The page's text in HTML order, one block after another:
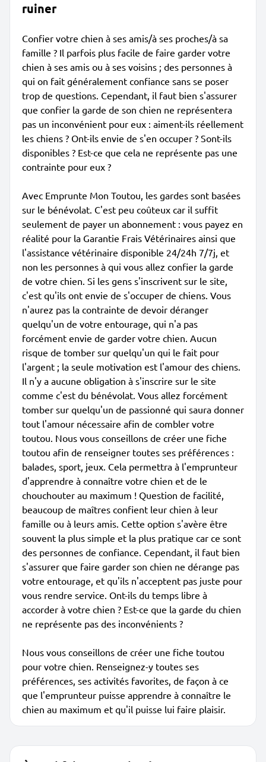
ruiner
Confier votre chien à ses amis/à ses proches/à sa
famille ? Il parfois plus facile de faire garder votre
chien à ses amis ou à ses voisins ; des personnes à
qui on fait généralement confiance sans se poser
trop de questions. Cependant, il faut bien s'assurer
que confier la garde de son chien ne représentera
pas un inconvénient pour eux : aiment-ils réellement
les chiens ? Ont-ils envie de s'en occuper ? Sont-ils
disponibles ? Est-ce que cela ne représente pas une
contrainte pour eux ?
Avec Emprunte Mon Toutou, les gardes sont basées
sur le bénévolat. C'est peu coûteux car il suffit
seulement de payer un abonnement : vous payez en
réalité pour la Garantie Frais Vétérinaires ainsi que
l'assistance vétérinaire disponible 24/24h 7/7j, et
non les personnes à qui vous allez confier la garde
de votre chien. Si les gens s'inscrivent sur le site,
c'est qu'ils ont envie de s'occuper de chiens. Vous
n'aurez pas la contrainte de devoir déranger
quelqu'un de votre entourage, qui n'a pas
forcément envie de garder votre chien. Aucun
risque de tomber sur quelqu'un qui le fait pour
l'argent ; la seule motivation est l'amour des chiens.
Il n'y a aucune obligation à s'inscrire sur le site
comme c'est du bénévolat. Vous allez forcément
tomber sur quelqu'un de passionné qui saura donner
tout l'amour nécessaire afin de combler votre
toutou. Nous vous conseillons de créer une fiche
toutou afin de renseigner toutes ses préférences :
balades, sport, jeux. Cela permettra à l'emprunteur
d'apprendre à connaître votre chien et de le
chouchouter au maximum ! Question de facilité,
beaucoup de maîtres confient leur chien à leur
famille ou à leurs amis. Cette option s'avère être
souvent la plus simple et la plus pratique car ce sont
des personnes de confiance. Cependant, il faut bien
s'assurer que faire garder son chien ne dérange pas
votre entourage, et qu'ils n'acceptent pas juste pour
vous rendre service. Ont-ils du temps libre à
accorder à votre chien ? Est-ce que la garde du chien
ne représente pas des inconvénients ?
Nous vous conseillons de créer une fiche toutou
pour votre chien. Renseignez-y toutes ses
préférences, ses activités favorites, de façon à ce
que l'emprunteur puisse apprendre à connaître le
chien au maximum et qu'il puisse lui faire plaisir.